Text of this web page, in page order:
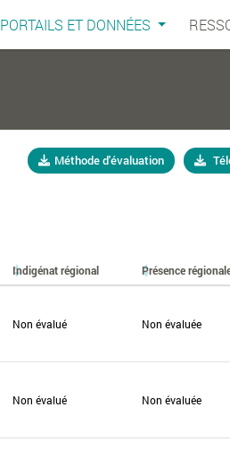
PORTAILS ET DONNÉES
Méthode d'évaluation
Indigénat régional Présence
Non évalué Non évaluée
Non évalué Non évaluée